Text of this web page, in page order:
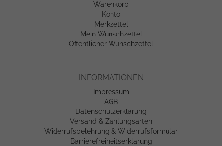
Warenkorb
Konto
Merkzettel
Mein Wunschzettel
Öffentlicher Wunschzettel
INFORMATIONEN
Impressum
AGB
Datenschutzerklärung
Versand & Zahlungsarten
Widerrufsbelehrung & Widerrufsformular
Barrierefreiheitserklärung